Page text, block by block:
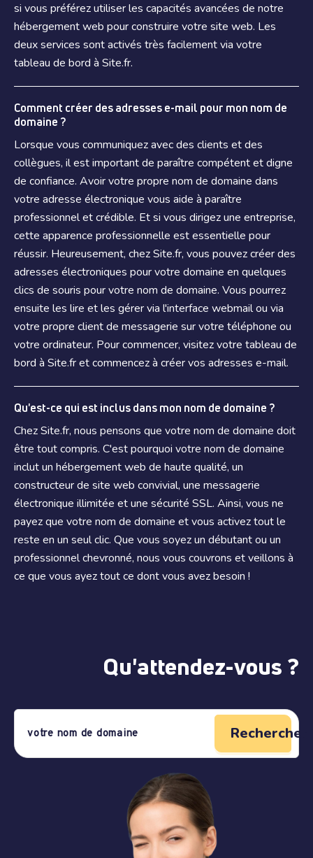
si vous préférez utiliser les capacités avancées de notre
hébergement web pour construire votre site web. Les
deux services sont activés très facilement via votre
tableau de bord à Site.fr.
Comment créer des adresses e-mail pour mon nom de
domaine ?
Lorsque vous communiquez avec des clients et des
collègues, il est important de paraître compétent et digne
de confiance. Avoir votre propre nom de domaine dans
votre adresse électronique vous aide à paraître
professionnel et crédible. Et si vous dirigez une entreprise,
cette apparence professionnelle est essentielle pour
réussir. Heureusement, chez Site.fr, vous pouvez créer des
adresses électroniques pour votre domaine en quelques
clics de souris pour votre nom de domaine. Vous pourrez
ensuite les lire et les gérer via l'interface webmail ou via
votre propre client de messagerie sur votre téléphone ou
votre ordinateur. Pour commencer, visitez votre tableau de
bord à Site.fr et commencez à créer vos adresses e-mail.
Qu'est-ce qui est inclus dans mon nom de domaine ?
Chez Site.fr, nous pensons que votre nom de domaine doit
être tout compris. C'est pourquoi votre nom de domaine
inclut un hébergement web de haute qualité, un
constructeur de site web convivial, une messagerie
électronique illimitée et une sécurité SSL. Ainsi, vous ne
payez que votre nom de domaine et vous activez tout le
reste en un seul clic. Que vous soyez un débutant ou un
professionnel chevronné, nous vous couvrons et veillons à
ce que vous ayez tout ce dont vous avez besoin !
Qu'attendez-vous ?
Rechercher